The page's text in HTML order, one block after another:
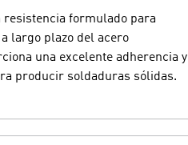
resistencia formulado para
largo plazo del acero
una excelente adherencia y
producir soldaduras sólidas.